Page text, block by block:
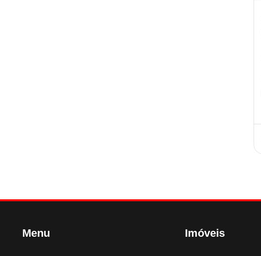
Menu Imóveis